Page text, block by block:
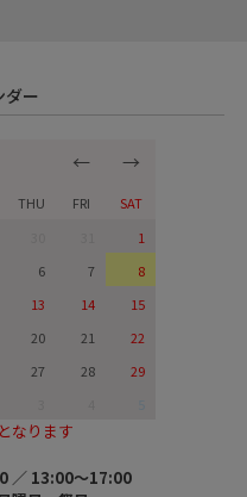
ダー
← →
THU FRI
SAT
1
6 7
8
13 14
15
20 21
22
27 28
29
なります
／ 13:00～17:00